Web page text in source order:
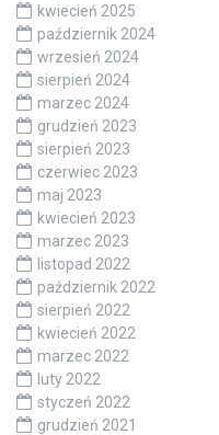
kwiecień 2025
październik 2024
wrzesień 2024
sierpień 2024
marzec 2024
grudzień 2023
sierpień 2023
czerwiec 2023
maj 2023
kwiecień 2023
marzec 2023
listopad 2022
październik 2022
sierpień 2022
kwiecień 2022
marzec 2022
luty 2022
styczeń 2022
grudzień 2021